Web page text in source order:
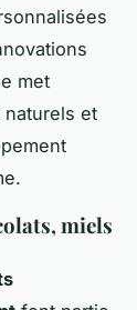
met
naturels et
miels